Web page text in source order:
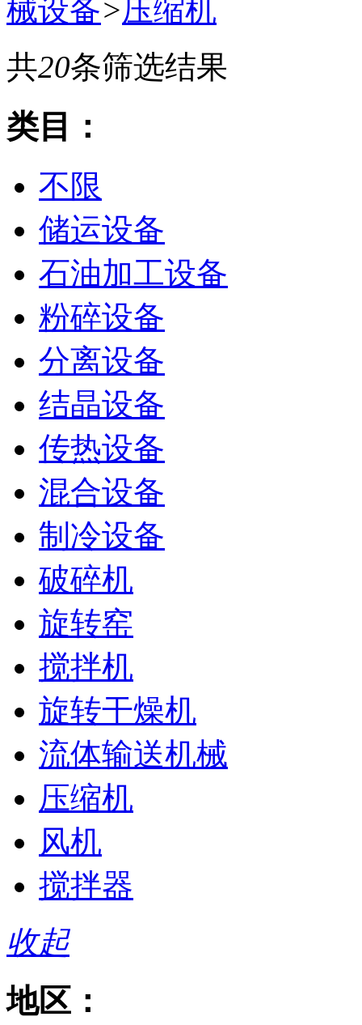
械设备>压缩机
共20条筛选结果
类目：
不限
储运设备
石油加工设备
粉碎设备
分离设备
结晶设备
传热设备
混合设备
制冷设备
破碎机
旋转窑
搅拌机
旋转干燥机
流体输送机械
压缩机
风机
搅拌器
收起
地区：